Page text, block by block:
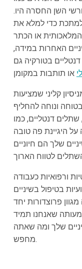
השן החסרה היו.
כדי למלא את
או הכתר
האחרות במידה,
בטורקיה גם
קליני שמציעות
ונוחה להחליף
דנטליים, כמו
על היגיינת פה טובה
שלך הם חיוניים
ורפואיות כעבודה
בטיפול בשיניים
פרוצדורות יחד
שאנחנו תמיד
שלך ומה שאתה
מחפש.